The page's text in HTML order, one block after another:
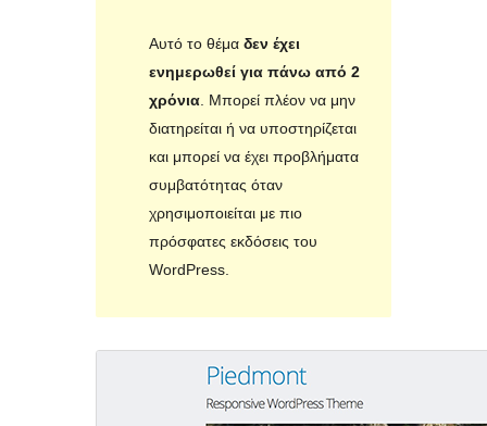
Αυτό το θέμα δεν έχει
ενημερωθεί για πάνω από 2
χρόνια. Μπορεί πλέον να μην
διατηρείται ή να υποστηρίζεται
και μπορεί να έχει προβλήματα
συμβατότητας όταν
χρησιμοποιείται με πιο
πρόσφατες εκδόσεις του
WordPress.